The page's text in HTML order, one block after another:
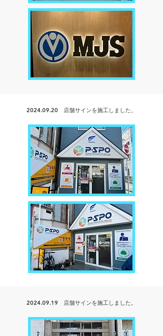
2024.09.20 店舗サインを施工しました。
2024.09.19 店舗サインを施工しました。